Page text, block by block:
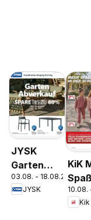
JYSK
Garten
Abverkauf
Spare Bis
03.08. - 18.08.2026
JYSK
KiK
der
10.08.
Kik